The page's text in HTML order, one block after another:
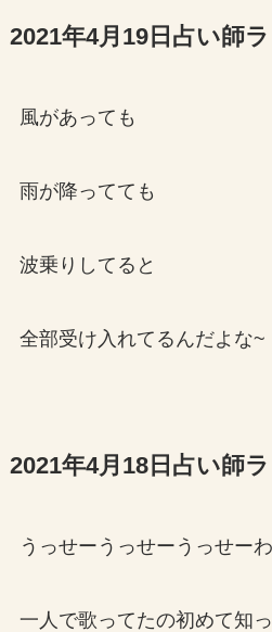
2021年4月19日占い師
風があっても
雨が降ってても
波乗りしてると
全部受け入れてるんだよな~
2021年4月18日占い師
うっせーうっせーうっせー
一人で歌ってたの初めて知っ